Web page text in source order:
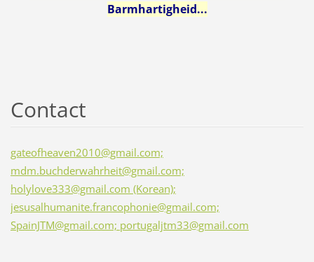
Barmhartigheid...
Contact
gateofheaven2010@gmail.com;
mdm.buchderwahrheit@gmail.com;
holylove333@gmail.com (Korean);
jesusalhumanite.francophonie@gmail.com;
SpainJTM@gmail.com; portugaljtm33@gmail.com